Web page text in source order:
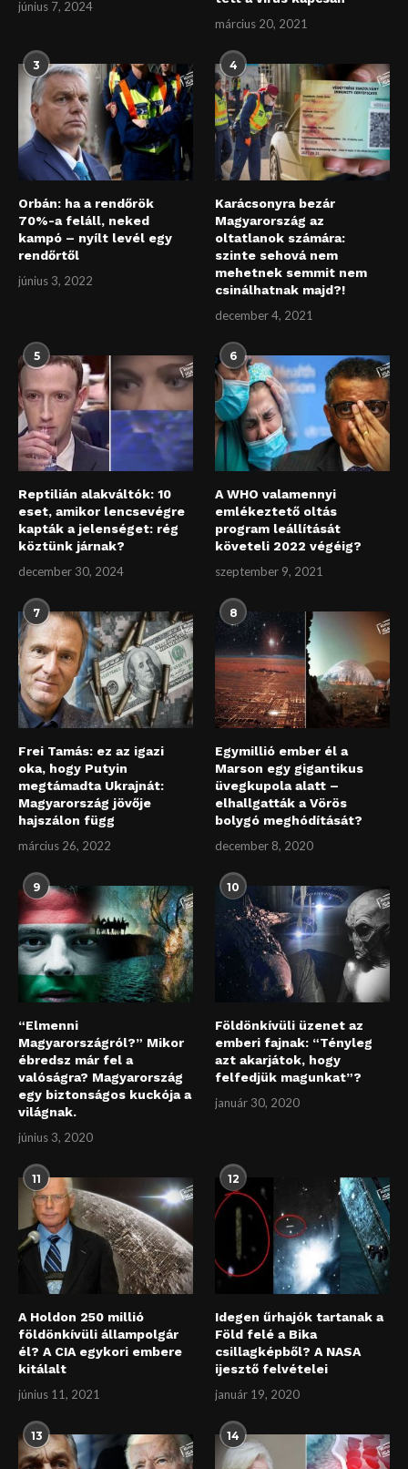
június 7, 2024
március 20, 2021
3
Orbán: ha a rendőrök
70%-a feláll, neked
kampó – nyílt levél egy
rendőrtől
június 3, 2022
4
Karácsonyra bezár
Magyarország az
oltatlanok számára:
szinte sehová nem
mehetnek semmit nem
csinálhatnak majd?!
december 4, 2021
5
Reptilián alakváltók: 10
eset, amikor lencsevégre
kapták a jelenséget: rég
köztünk járnak?
december 30, 2024
6
A WHO valamennyi
emlékeztető oltás
program leállítását
követeli 2022 végéig?
szeptember 9, 2021
7
Frei Tamás: ez az igazi
oka, hogy Putyin
megtámadta Ukrajnát:
Magyarország jövője
hajszálon függ
március 26, 2022
8
Egymillió ember él a
Marson egy gigantikus
üvegkupola alatt –
elhallgatták a Vörös
bolygó meghódítását?
december 8, 2020
9
“Elmenni
Magyarországról?” Mikor
ébredsz már fel a
valóságra? Magyarország
egy biztonságos kuckója a
világnak.
június 3, 2020
10
Földönkívüli üzenet az
emberi fajnak: “Tényleg
azt akarjátok, hogy
felfedjük magunkat”?
január 30, 2020
11
A Holdon 250 millió
földönkívüli állampolgár
él? A CIA egykori embere
kitálalt
június 11, 2021
12
Idegen űrhajók tartanak a
Föld felé a Bika
csillagképből? A NASA
ijesztő felvételei
január 19, 2020
13 14